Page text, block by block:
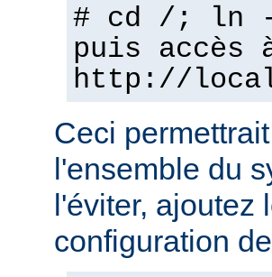
# cd /; ln -
puis accès
http://
Ceci
l'ensemble du
l'éviter, ajoutez
configuration